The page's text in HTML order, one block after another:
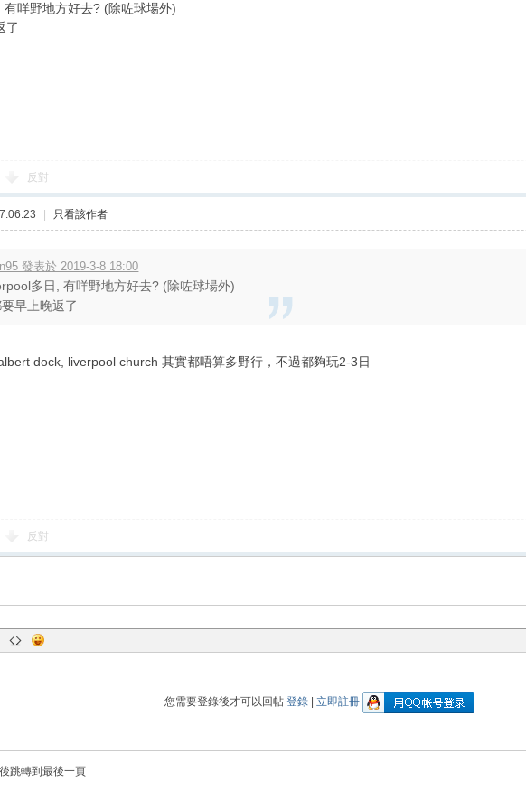
咩野地方好去? (除咗球場外)
了
反對
只看該作者
發表於 2019-3-8 18:00
多日, 有咩野地方好去? (除咗球場外)
早上晚返了
dock, liverpool church 其實都唔算多野行，不過都夠玩2-3日
反對
您需要登錄後才可以回帖 登錄| 立即註冊
跳轉到最後一頁